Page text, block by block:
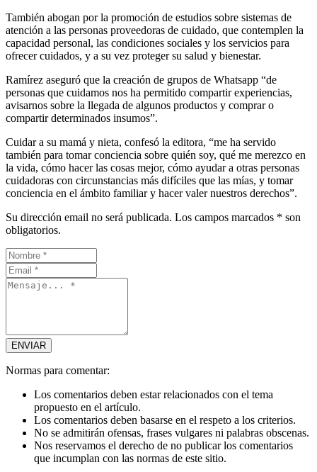
También abogan por la promoción de estudios sobre sistemas de
atención a las personas proveedoras de cuidado, que contemplen la
capacidad personal, las condiciones sociales y los servicios para
ofrecer cuidados, y a su vez proteger su salud y bienestar.
Ramírez aseguró que la creación de grupos de Whatsapp “de
personas que cuidamos nos ha permitido compartir experiencias,
avisarnos sobre la llegada de algunos productos y comprar o
compartir determinados insumos”.
Cuidar a su mamá y nieta, confesó la editora, “me ha servido
también para tomar conciencia sobre quién soy, qué me merezco en
la vida, cómo hacer las cosas mejor, cómo ayudar a otras personas
cuidadoras con circunstancias más difíciles que las mías, y tomar
conciencia en el ámbito familiar y hacer valer nuestros derechos”.
Su dirección email no será publicada. Los campos marcados * son
obligatorios.
Normas para comentar:
Los comentarios deben estar relacionados con el tema
propuesto en el artículo.
Los comentarios deben basarse en el respeto a los criterios.
No se admitirán ofensas, frases vulgares ni palabras obscenas.
Nos reservamos el derecho de no publicar los comentarios
que incumplan con las normas de este sitio.